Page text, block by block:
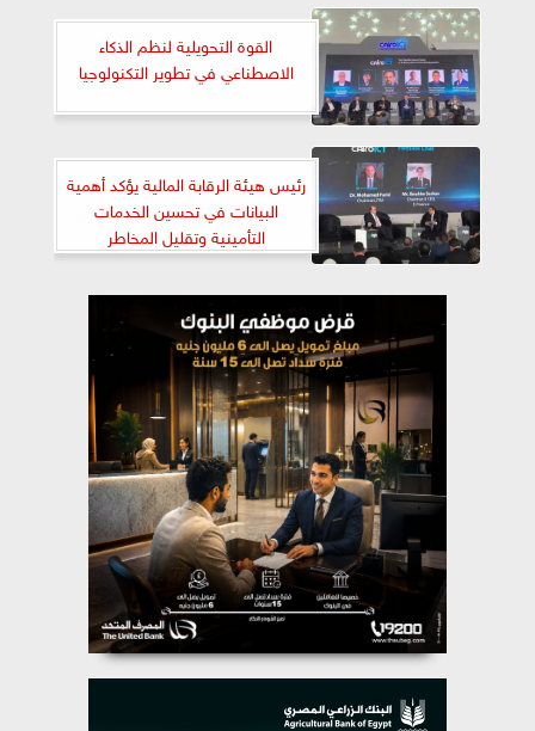
القوة التحويلية لنظم الذكاء
الاصطناعي في تطوير التكنولوجيا
رئيس هيئة الرقابة المالية يؤكد أهمية
البيانات في تحسين الخدمات
التأمينية وتقليل المخاطر